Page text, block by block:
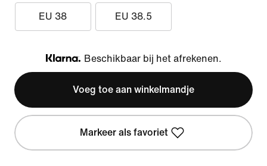
EU 38 EU 38.5
Klarna
Beschikbaar bij het afrekenen.
Voeg toe aan winkelmandje
Markeer als favoriet